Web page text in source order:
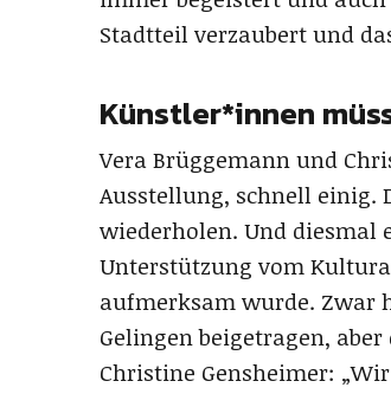
Stadtteil verzaubert und
Künstler*innen
Vera Brüggemann und
Ausstellung, schnell einig.
wiederholen. Und diesmal
Unterstützung vom
aufmerksam wurde. Zwar
Gelingen beigetragen,
Christine Gensheimer: